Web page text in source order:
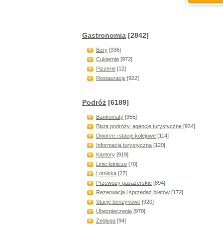
Gastronomia [2842]
Bary [936]
Cukiernie [972]
Pizzerie [12]
Restauracje [922]
Podróż [6189]
Bankomaty [955]
Biura podróży, agencje turystyczne [934]
Dworce i stacje kolejowe [114]
Informacja turystyczna [120]
Kantory [919]
Linie lotnicze [70]
Lotniska [27]
Przewozy pasażerskie [894]
Rezerwacja i sprzedaż biletów [172]
Stacje benzynowe [920]
Ubezpieczenia [970]
Żegluga [94]